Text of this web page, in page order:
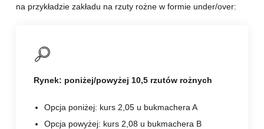
na przykładzie zakładu na rzuty rożne w formie under/over:
Rynek: poniżej/powyżej 10,5 rzutów rożnych
Opcja poniżej: kurs 2,05 u bukmachera A
Opcja powyżej: kurs 2,08 u bukmachera B